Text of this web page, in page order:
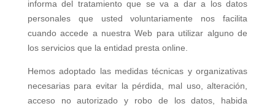
informa del tratamiento que se va a dar a los datos
personales que usted voluntariamente nos facilita
cuando accede a nuestra Web para utilizar alguno de
los servicios que la entidad presta online.
Hemos adoptado las medidas técnicas y organizativas
necesarias para evitar la pérdida, mal uso, alteración,
acceso no autorizado y robo de los datos, habida